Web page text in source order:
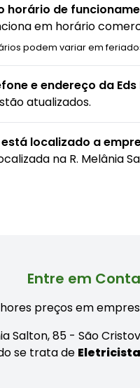
horário de
em horário
podem variar em
e endereço da
atualizados.
está localizado a
na R. Melânia
Entre em
preços em
Salton, 85 - São
se trata de Eletricista